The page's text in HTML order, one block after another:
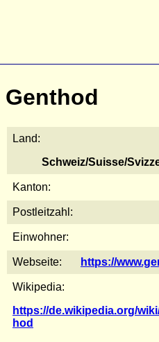
Genthod
Land:
Schweiz/Suisse/
Kanton:
Postleitzahl:
Einwohner:
Webseite: https://
Wikipedia:
https://de.wikipedia.org/
hod